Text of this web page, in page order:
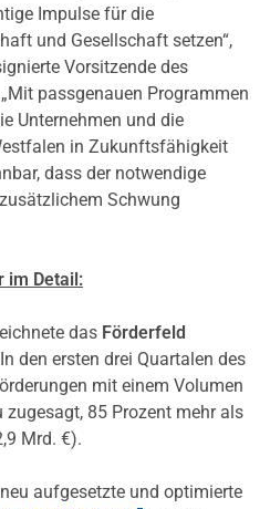
Impulse für die
und Gesellschaft setzen“,
Vorsitzende des
passgenauen Programmen
Unternehmen und die
in Zukunftsfähigkeit
dass der notwendige
Schwung
im Detail:
das Förderfeld
den ersten drei Quartalen des
mit einem Volumen
85 Prozent mehr als
Mrd. €).
aufgesetzte und optimierte